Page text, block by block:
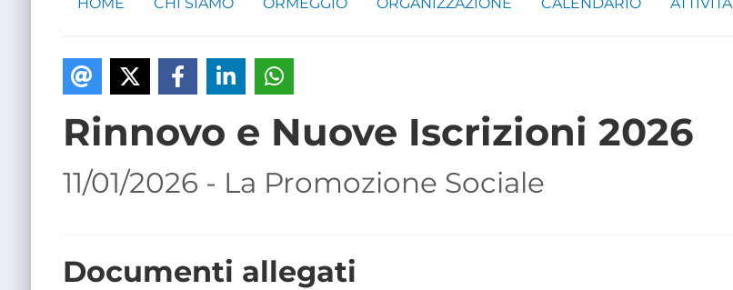
Rinnovo e Nuove Iscrizioni 2026
11/01/2026 - La Promozione Sociale
Documenti allegati